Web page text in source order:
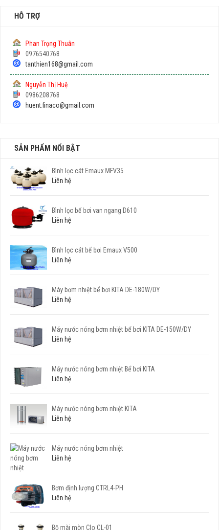
HỖ TRỢ
Phan Trọng Thuân
0976540768
tanthien168@gmail.com
Nguyễn Thị Huệ
0986208768
huent.finaco@gmail.com
SẢN PHẨM NỔI BẬT
Bình lọc cát Emaux MFV35
Liên hệ
Bình lọc bể bơi van ngang D610
Liên hệ
Bình lọc cát bể bơi Emaux V500
Liên hệ
Máy bơm nhiệt bể bơi KITA DE-180W/DY
Liên hệ
Máy nước nóng bơm nhiệt bể bơi KITA DE-150W/DY
Liên hệ
Máy nước nóng bơm nhiệt Bể bơi KITA
Liên hệ
Máy nước nóng bơm nhiệt KITA
Liên hệ
Máy nước nóng bơm nhiệt
Liên hệ
Bơm định lượng CTRL4-PH
Liên hệ
Bộ mài mòn Clo CL-01